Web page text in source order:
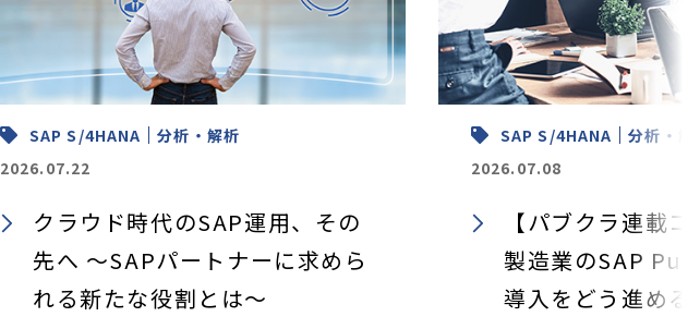
SAP S/4HANA
分析・解析
2026.07.22
クラウド時代のSAP運用、その
先へ ～SAPパートナーに求めら
れる新たな役割とは～
SAP S/4HANA
分析・解
2026.07.08
【パブクラ連載
製造業のSAP
導入をどう進める